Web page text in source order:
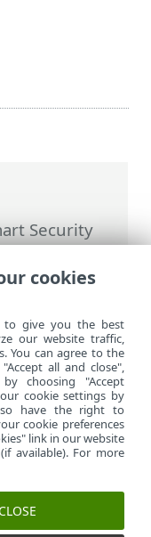
Security
Smart
cookies
to give you the best
our website traffic,
You can agree to the
all and close",
choosing "Accept
cookie settings by
have the right to
cookie preferences
link in our website
available). For more